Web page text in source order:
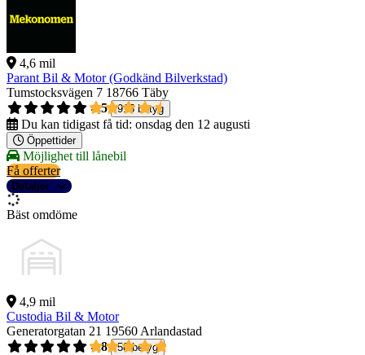
4,6 mil
Parant Bil & Motor (Godkänd Bilverkstad)
Tumstocksvägen 7 18766 Täby
4,5
915 betyg
Du kan tidigast få tid: onsdag den 12 augusti
Öppettider
Möjlighet till lånebil
Få offerter
Detaljer
Bäst omdöme
4,9 mil
Custodia Bil & Motor
Generatorgatan 21 19560 Arlandastad
4,8
58 betyg